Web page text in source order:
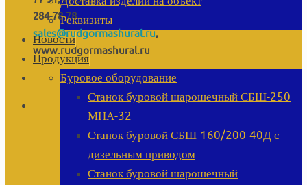
284-78-78
sales@rudgormashural.ru,
www.rudgormashural.ru
Реквизиты
Новости
Продукция
Буровое оборудование
Станок буровой шарошечный СБШ-250
МНА-32
Станок буровой СБШ-160/200-40Д с
дизельным приводом
Станок буровой шарошечный